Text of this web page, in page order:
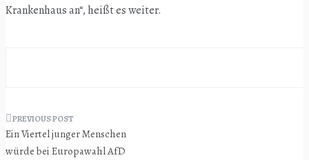
Krankenhaus an“, heißt es weiter.
Beitragsnavigation
Ein Viertel junger Menschen
würde bei Europawahl AfD